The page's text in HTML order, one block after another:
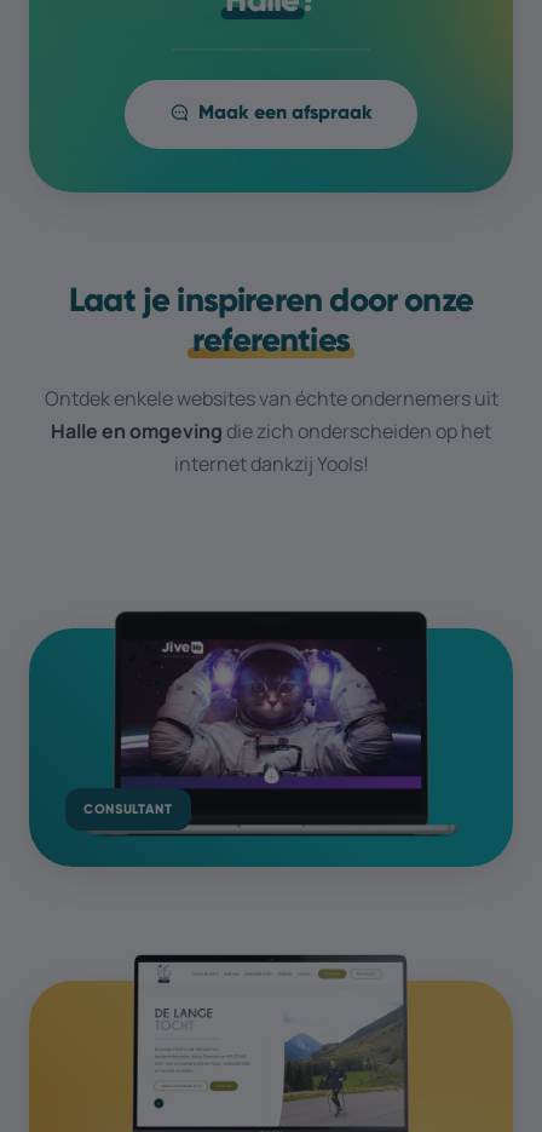
Maak een afspraak
Laat je inspireren door onze
referenties
Ontdek enkele websites van échte ondernemers uit
Halleen omgeving die zich onderscheiden op het
internet dankzij Yools!
CONSULTANT